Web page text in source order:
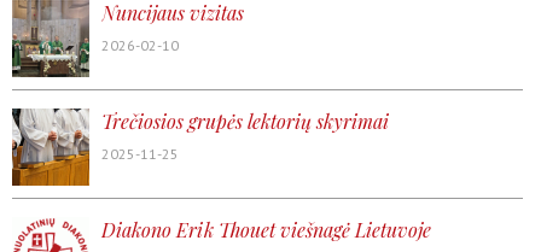
Nuncijaus vizitas
2026-02-10
Trečiosios grupės lektorių skyrimai
2025-11-25
Diakono Erik Thouet viešnagė Lietuvoje